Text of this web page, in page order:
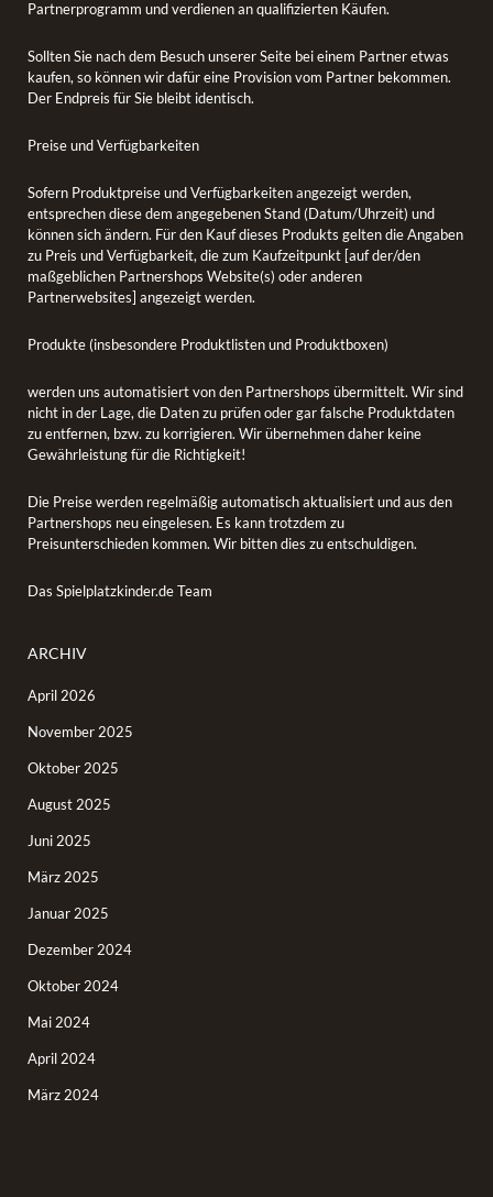
Partnerprogramm und verdienen an qualifizierten Käufen.
Sollten Sie nach dem Besuch unserer Seite bei einem Partner etwas
kaufen, so können wir dafür eine Provision vom Partner bekommen.
Der Endpreis für Sie bleibt identisch.
Preise und Verfügbarkeiten
Sofern Produktpreise und Verfügbarkeiten angezeigt werden,
entsprechen diese dem angegebenen Stand (Datum/Uhrzeit) und
können sich ändern. Für den Kauf dieses Produkts gelten die Angaben
zu Preis und Verfügbarkeit, die zum Kaufzeitpunkt [auf der/den
maßgeblichen Partnershops Website(s) oder anderen
Partnerwebsites] angezeigt werden.
Produkte (insbesondere Produktlisten und Produktboxen)
werden uns automatisiert von den Partnershops übermittelt. Wir sind
nicht in der Lage, die Daten zu prüfen oder gar falsche Produktdaten
zu entfernen, bzw. zu korrigieren. Wir übernehmen daher keine
Gewährleistung für die Richtigkeit!
Die Preise werden regelmäßig automatisch aktualisiert und aus den
Partnershops neu eingelesen. Es kann trotzdem zu
Preisunterschieden kommen. Wir bitten dies zu entschuldigen.
Das Spielplatzkinder.de Team
ARCHIV
April 2026
November 2025
Oktober 2025
August 2025
Juni 2025
März 2025
Januar 2025
Dezember 2024
Oktober 2024
Mai 2024
April 2024
März 2024